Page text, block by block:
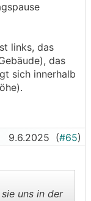
links, das
das
sich innerhalb
9.6.2025 (#65)
uns in der